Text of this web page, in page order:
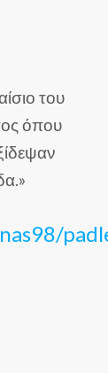
του
όπου